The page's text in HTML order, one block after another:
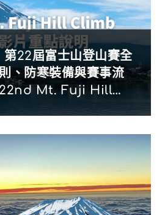
22屆富士山登山賽全
、防寒裝備與賽事流
22nd Mt. Fuji Hill